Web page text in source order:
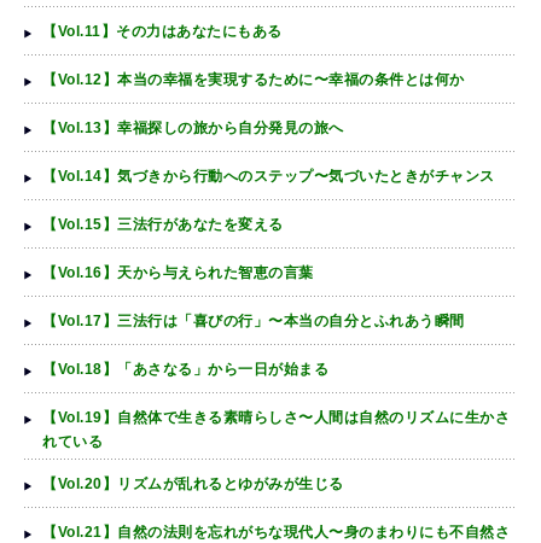
【Vol.11】その力はあなたにもある
【Vol.12】本当の幸福を実現するために〜幸福の条件とは何か
【Vol.13】幸福探しの旅から自分発見の旅へ
【Vol.14】気づきから行動へのステップ〜気づいたときがチャンス
【Vol.15】三法行があなたを変える
【Vol.16】天から与えられた智恵の言葉
【Vol.17】三法行は「喜びの行」〜本当の自分とふれあう瞬間
【Vol.18】「あさなる」から一日が始まる
【Vol.19】自然体で生きる素晴らしさ〜人間は自然のリズムに生かさ
れている
【Vol.20】リズムが乱れるとゆがみが生じる
【Vol.21】自然の法則を忘れがちな現代人〜身のまわりにも不自然さ